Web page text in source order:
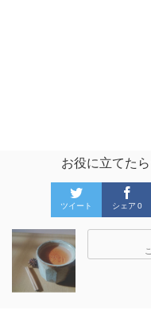
お役に立てた
ツイート シェア 0